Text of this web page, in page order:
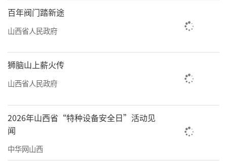
新，教育引导学生培育和践行社会主义核心价
值观，培养德智体美劳全面发展的社会主义建
设者和接班人。在山西师范大学，他走进磁性
分子与磁信息材料教育部重点实验室，看望慰
问优秀教师代表，询问科研进展、平台建设及
创新成果转化等情况，强调要聚焦山西转型发
展需求，深化教育教学改革，坚持办学特色，
推进科研创新，切实发挥高校教育科技人才融
合优势，助力全省高质量发展和现代化建设。
百年阀门踏新途
山西省人民政府
狮脑山上薪火传
山西省人民政府
2026年山西省“特种设备安全日”活动见
闻
中华网山西